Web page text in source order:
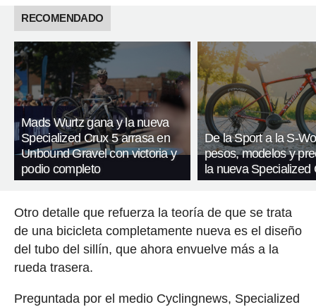
RECOMENDADO
Mads Wurtz gana y la nueva
Specialized Crux 5 arrasa en
Unbound Gravel con victoria y
podio completo
De la Sport a la S-
pesos, modelos y
la nueva Specialized
Otro detalle que refuerza la teoría de que se trata
de una bicicleta completamente nueva es el diseño
del tubo del sillín, que ahora envuelve más a la
rueda trasera.
Preguntada por el medio Cyclingnews, Specialized